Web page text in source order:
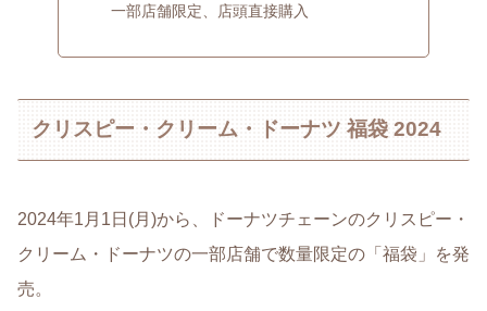
一部店舗限定、店頭直接購入
クリスピー・クリーム・ドーナツ 福袋 2024
2024年1月1日(月)から、ドーナツチェーンのクリスピー・
クリーム・ドーナツの一部店舗で数量限定の「福袋」を発
売。